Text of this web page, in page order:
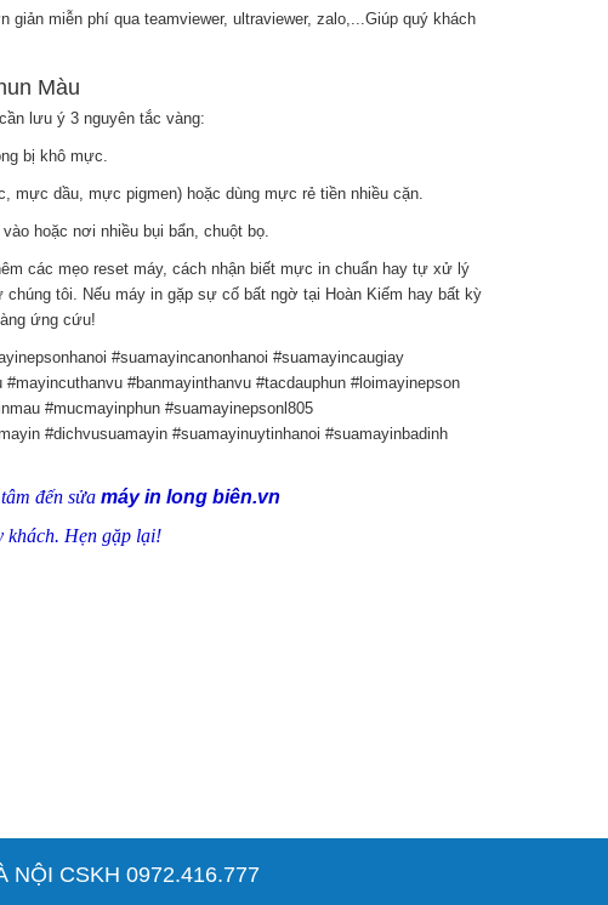
miễn phí qua teamviewer, ultraviewer, zalo,...Giúp quý khách
Màu
lưu ý 3 nguyên tắc vàng:
bị khô mực.
mực dầu, mực pigmen) hoặc dùng mực rẻ tiền nhiều cặn.
hoặc nơi nhiều bụi bẩn, chuột bọ.
các mẹo reset máy, cách nhận biết mực in chuẩn hay tự xử lý
tôi. Nếu máy in gặp sự cố bất ngờ tại Hoàn Kiếm hay bất kỳ
ứng cứu!
#suamayincanonhanoi #suamayincaugiay
#banmayinthanvu #tacdauphun #loimayinepson
#mucmayinphun #suamayinepsonl805
#dichvusuamayin #suamayinuytinhanoi #suamayinbadinh
đến sửamáy in long biên.vn
khách. Hẹn gặp lại!
NỘI CSKH 0972.416.777